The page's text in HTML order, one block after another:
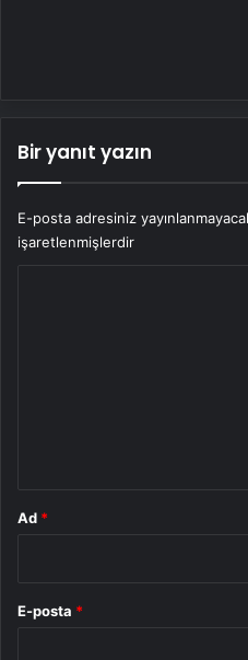
Bir yanıt yazın
E-posta adresiniz
işaretlenmişlerdir
Ad *
E-posta *